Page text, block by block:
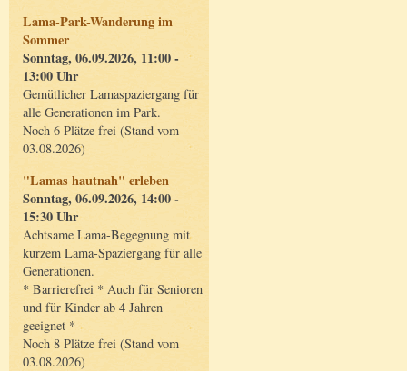
Lama-Park-Wanderung im
Sommer
Sonntag, 06.09.2026, 11:00 -
13:00 Uhr
Gemütlicher Lamaspaziergang für
alle Generationen im Park.
Noch 6 Plätze frei (Stand vom
03.08.2026)
"Lamas hautnah" erleben
Sonntag, 06.09.2026, 14:00 -
15:30 Uhr
Achtsame Lama-Begegnung mit
kurzem Lama-Spaziergang für alle
Generationen.
* Barrierefrei * Auch für Senioren
und für Kinder ab 4 Jahren
geeignet *
Noch 8 Plätze frei (Stand vom
03.08.2026)